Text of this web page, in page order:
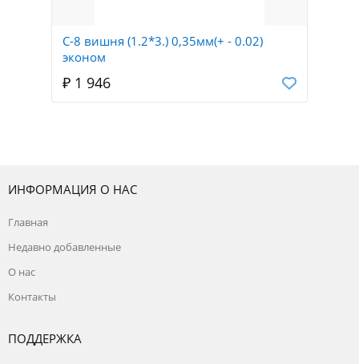
С-8 вишня (1.2*3.) 0,35мм(+ - 0.02)
эконом
₽ 1 946
ИНФОРМАЦИЯ О НАС
Главная
Недавно добавленные
О нас
Контакты
ПОДДЕРЖКА